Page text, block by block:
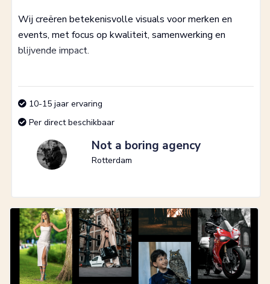
Wij creëren betekenisvolle visuals voor merken en
events, met focus op kwaliteit, samenwerking en
blijvende impact.
10-15 jaar ervaring
Per direct beschikbaar
Not a boring agency
Rotterdam